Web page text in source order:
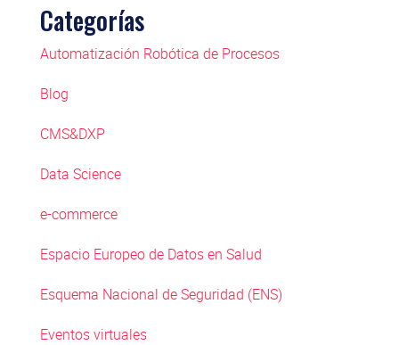
Categorías
Automatización Robótica de Procesos
Blog
CMS&DXP
Data Science
e-commerce
Espacio Europeo de Datos en Salud
Esquema Nacional de Seguridad (ENS)
Eventos virtuales